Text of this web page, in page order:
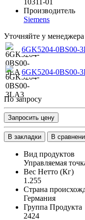
Производитель
Siemens
Уточняйте у менеджера
6GK5204-0BS00-
6GK5204-0BS00-
По запросу
Запросить цену
В закладки В
Вид продуктов
Управляемая
Вес Нетто (Кг)
1.255
Страна
Германия
Группа Продукта
2424